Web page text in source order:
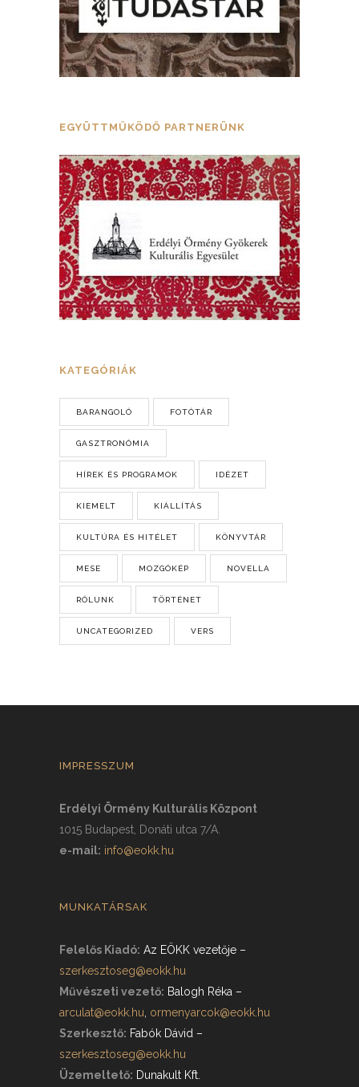
EGYÜTTMŰKÖDŐ PARTNERÜNK
KATEGÓRIÁK
BARANGOLÓ FOTÓTÁR
GASZTRONÓMIA
HÍREK ÉS PROGRAMOK IDÉZET
KIEMELT KIÁLLÍTÁS
KULTÚRA ÉS HITÉLET KÖNYVTÁR
MESE MOZGÓKÉP NOVELLA
RÓLUNK TÖRTÉNET
UNCATEGORIZED VERS
IMPRESSZUM
Erdélyi Örmény Kulturális Központ
1015 Budapest, Donáti utca 7/A.
e-mail: info@eokk.hu
MUNKATÁRSAK
Felelős Kiadó: Az EÖKK vezetője –
szerkesztoseg@eokk.hu
Művészeti vezető: Balogh Réka –
arculat@eokk.hu ormenyarcok@eokk.hu
Szerkesztő: Fabók Dávid –
szerkesztoseg@eokk.hu
Üzemeltető: Dunakult Kft.